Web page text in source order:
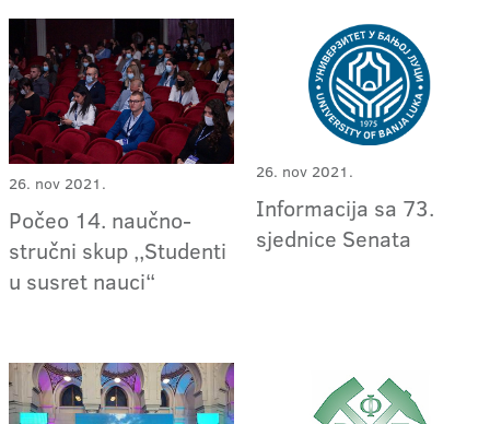
26. nov 2021.
Počeo 14. naučno-
stručni skup ,,Studenti
u susret nauci“
26. nov 2021.
Informacija sa 73.
sjednice Senata